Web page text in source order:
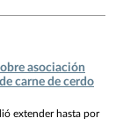
asociación
carne de cerdo
extender hasta por